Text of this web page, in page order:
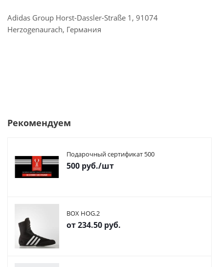
Adidas Group Horst-Dassler-Straße 1, 91074
Herzogenaurach, Германия
Рекомендуем
Подарочный сертификат 500
500 руб./шт
BOX HOG.2
от234.50 руб.